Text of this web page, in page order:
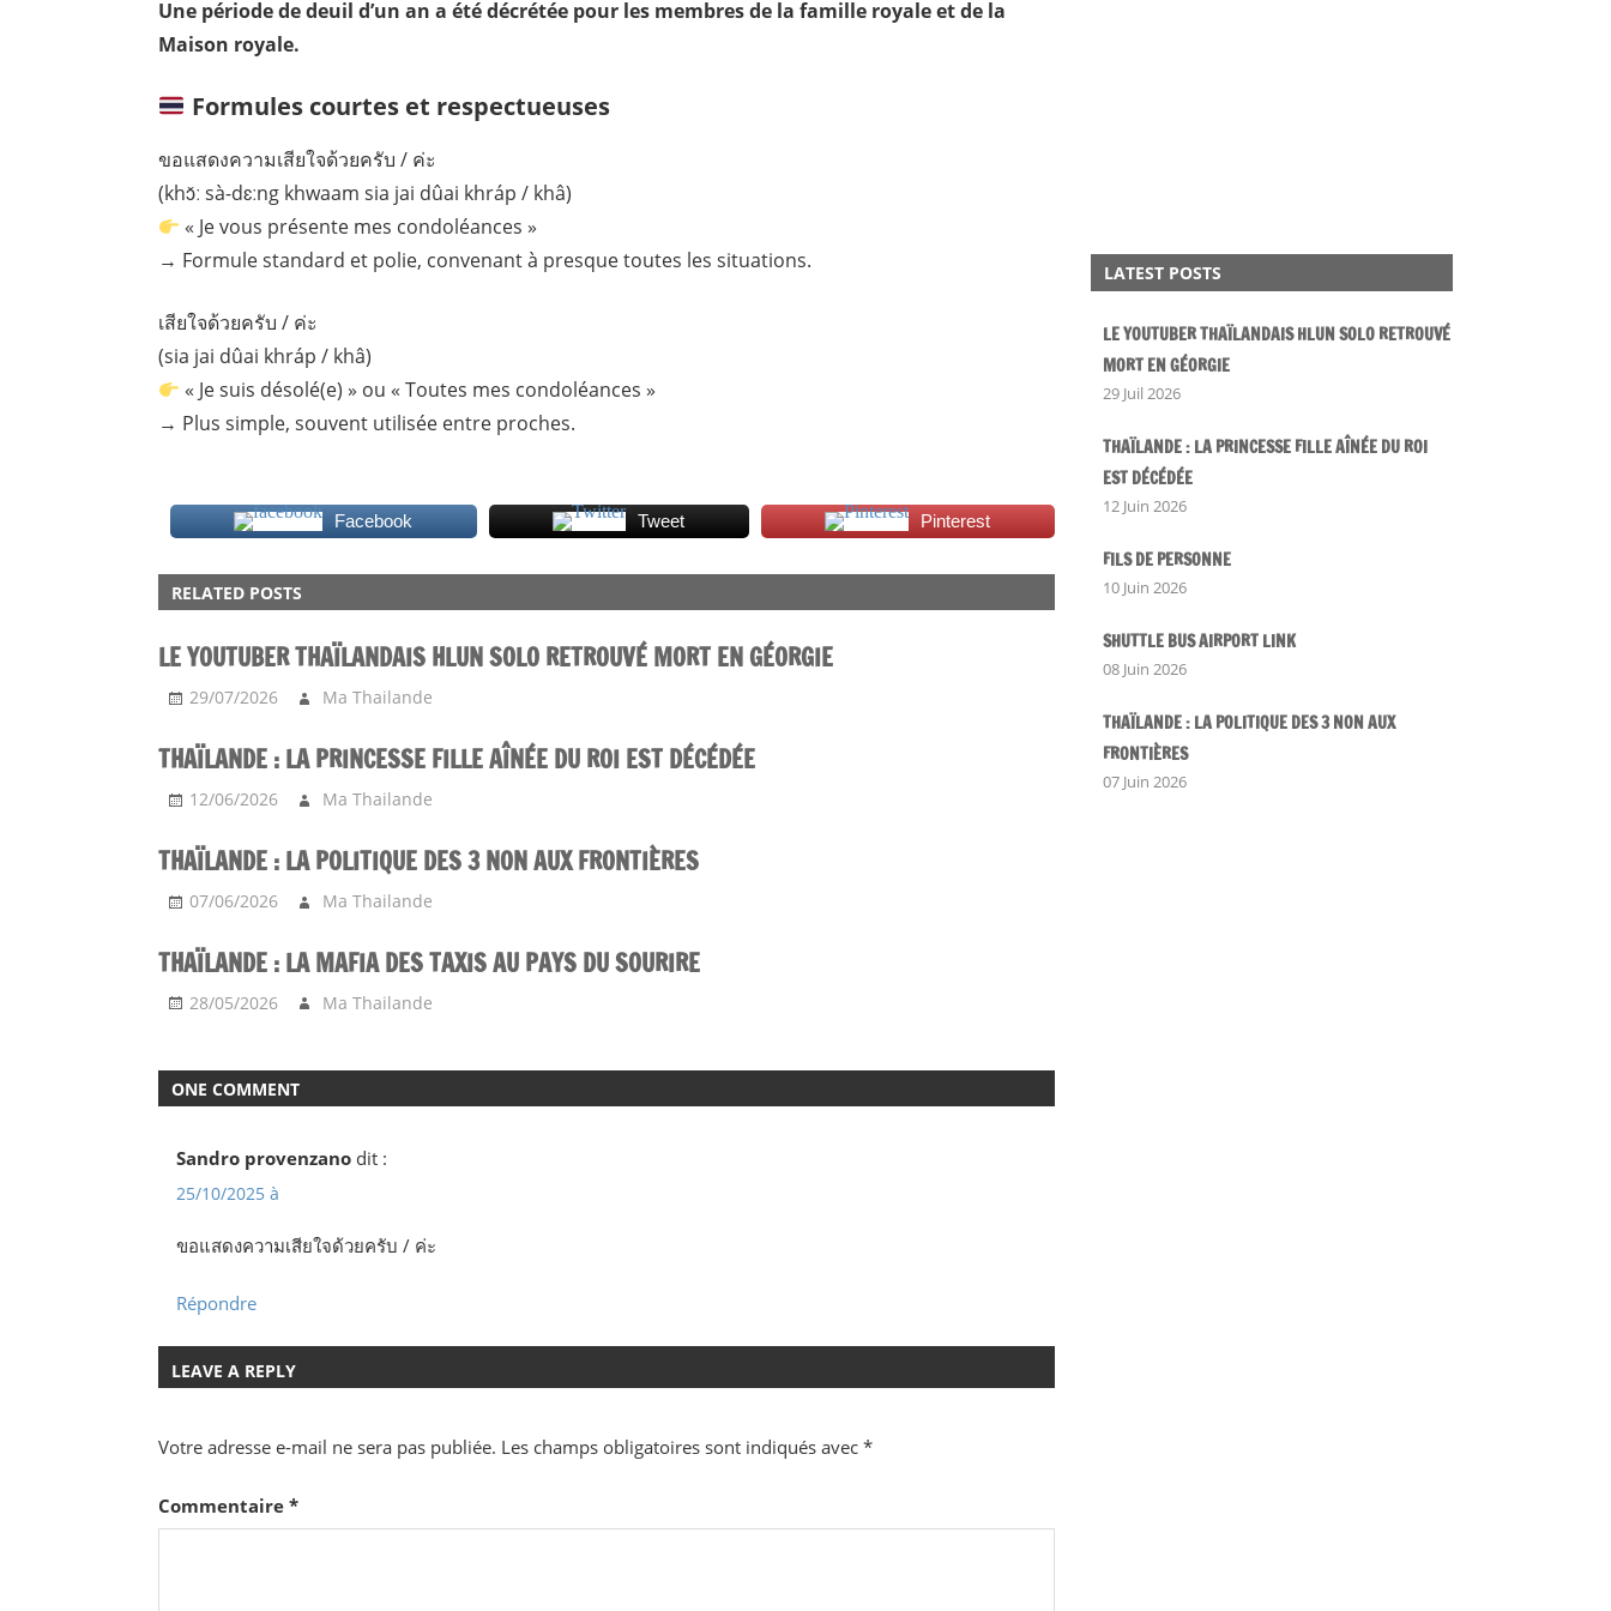
Une période de deuil d’un an a été décrétée pour les membres de la famille royale et de la
Maison royale.
Formules courtes et respectueuses
ขอแสดงความเสียใจด้วยครับ / ค่ะ
(khɔ̌ː sà-dɛːng khwaam sia jai dûai khráp / khâ)
« Je vous présente mes condoléances »
→ Formule standard et polie, convenant à presque toutes les situations.
เสียใจด้วยครับ / ค่ะ
(sia jai dûai khráp / khâ)
« Je suis désolé(e) » ou « Toutes mes condoléances »
→ Plus simple, souvent utilisée entre proches.
Facebook Tweet
Pinterest
CULTURE
RELATED POSTS
LE YOUTUBER THAÏLANDAIS HLUN SOLO RETROUVÉ MORT EN GÉORGIE
29/07/2026 Ma Thailande
THAÏLANDE : LA PRINCESSE FILLE AÎNÉE DU ROI EST DÉCÉDÉE
12/06/2026 Ma Thailande
THAÏLANDE : LA POLITIQUE DES 3 NON AUX FRONTIÈRES
07/06/2026 Ma Thailande
THAÏLANDE : LA MAFIA DES TAXIS AU PAYS DU SOURIRE
28/05/2026 Ma Thailande
ONE COMMENT
Sandro provenzano dit :
25/10/2025 à
ขอแสดงความเสียใจด้วยครับ / ค่ะ
Répondre
LEAVE A REPLY
Votre adresse e-mail ne sera pas publiée. Les champs obligatoires sont indiqués avec *
Commentaire *
LATEST POSTS
LE YOUTUBER THAÏLANDAIS HLUN SOLO RETROUVÉ
MORT EN GÉORGIE
29 Juil 2026
THAÏLANDE : LA PRINCESSE FILLE AÎNÉE DU ROI
EST DÉCÉDÉE
12 Juin 2026
FILS DE PERSONNE
10 Juin 2026
SHUTTLE BUS AIRPORT LINK
08 Juin 2026
THAÏLANDE : LA POLITIQUE DES 3 NON AUX
FRONTIÈRES
07 Juin 2026